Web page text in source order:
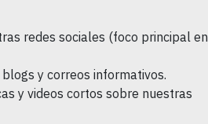
redes sociales (foco principal en
y correos informativos.
y videos cortos sobre nuestras